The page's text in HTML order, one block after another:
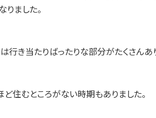
りました。
行き当たりばったりな部分がたくさんあ
ど住むところがない時期もありました。